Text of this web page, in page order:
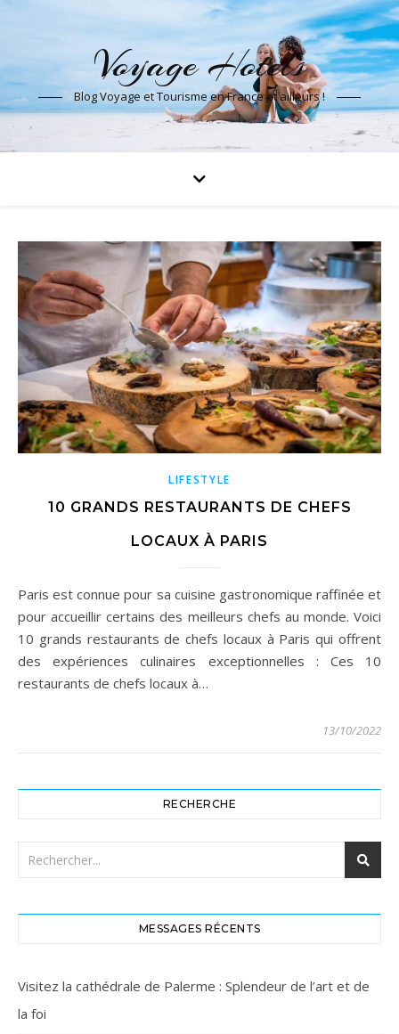
Voyage Hotels
Blog Voyage et Tourisme en France et ailleurs !
LIFESTYLE
10 GRANDS RESTAURANTS DE CHEFS
LOCAUX À PARIS
Paris est connue pour sa cuisine gastronomique raffinée et
pour accueillir certains des meilleurs chefs au monde. Voici
10 grands restaurants de chefs locaux à Paris qui offrent
des expériences culinaires exceptionnelles : Ces 10
restaurants de chefs locaux à…
13/10/2022
RECHERCHE
MESSAGES RÉCENTS
Visitez la cathédrale de Palerme : Splendeur de l’art et de
la foi